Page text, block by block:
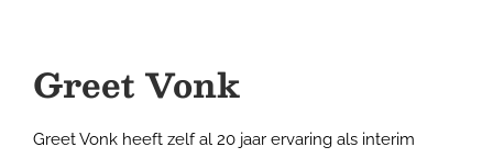
Greet Vonk
Greet Vonk heeft zelf al 20 jaar ervaring als interim